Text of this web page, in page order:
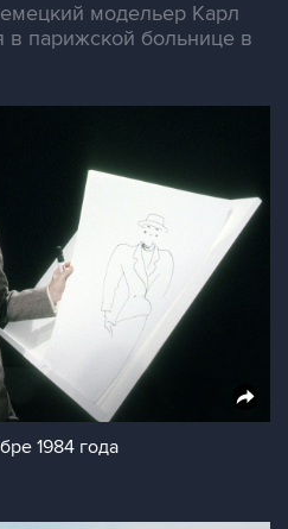
модельер Карл
в парижской больнице в
1984 года